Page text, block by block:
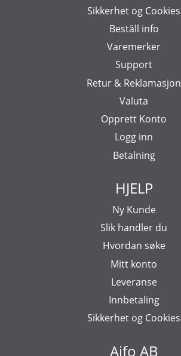
Aifo AB
Sikkerhet og Cookies
Beställ info
Varemerker
Support
Retur & Reklamasjon
Valuta
Opprett Konto
Logg inn
Betalning
HJELP
Ny Kunde
Slik handler du
Hvordan søke
Mitt konto
Leveranse
Innbetaling
Sikkerhet og Cookies